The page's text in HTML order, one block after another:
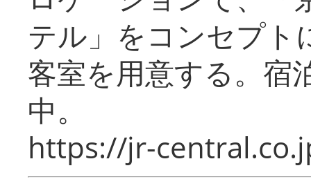
テル」をコンセプト
客室を用意する。宿
中。
https://jr-